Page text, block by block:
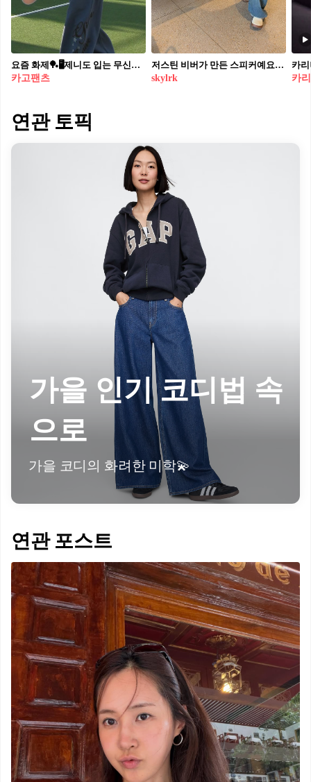
요즘 화제🏓🖥️제니도 입는 무신사템 지금 바로 구할 수 있는 ‘손민수템’ 리스트 7가지😎체크해두세요. 제니의 일상 코디 속 따라하기 쉬운 아이템들을 소개합니다. 1. 길라아카이브 레터링 로고 스웨트팬츠 부드러운 블루 톤의 와이드 스웨트팬츠로, 오버사이즈 프린트 티셔츠와 브라운 볼캡을 매치해 스포티 무드를 연출했습니다. 2. 길라아카이브 레터링 시어 롱슬리브 은은한 레터링이 포인트인 화이트 롱슬리브로 스커트 팬츠와 매치해 파리 거리에서의 여유로운 데일리룩을 완성했습니다. 3. 트리밍버드 스크래치 데미지 와이드 스웨트팬츠 스크래치 디테일과 와이드핏이 돋보이는 차콜 팬츠로, 제니는 그레이 크롭 티셔츠와 진주 네클리스를 우아함까지 더했습니다. 4. 로우클래식 러브 파크 티셔츠 차콜 컬러에 강아지 그래픽이 돋보이는 루즈핏 티셔츠로, 아이보리 프린트 팬츠와 네이비 캡을 매치해 편안한 공항룩을 완성했습니다. 5. 이알에이 유니섹스 에라 헤비 스웨트팬츠 제니는 슬림한 블랙 튜브톱을 매치하고 바디라인을 강조해 시크한 페스티벌 무드를 연출했습니다. 6. 어텐즈 네이비 베이직 스웨트팬츠 와이드 실루엣 팬츠에 화이트 크롭 블라우스와 레이스 밴딩을 매치해 허리 라인을 강조, 키링 스트랩으로 Y2K 무드를 완성했습니다. 7. 제이디드런던 트리 카모 오버사이즈드 카고팬츠 카모 패턴과 오버사이즈 핏이 매력적인 팬츠로, 제니는 블랙 슬리브리스와 선글라스를 매치해 보이시한 스트릿 무드를 완성했습니다.
카고팬츠
저스틴 비버가 만든 스피커예요🔊🟠 구릿빛 오렌지와 올리브 그린, 두 가지 색의 구체형 스피커예요. 비버가 직접 전개하는 브랜드 스카이락(SKYLRK)의 차기 라인이죠. 발매 시점도 사양도 아직 공개되지 않았어요. 색과 형태만 먼저 푼 스카이락식 티저랍니다.
skylrk
카
연관 토픽
가을 인기 코디법 속
으로
가을 코디의 화려한 미학💫
연관 포스트